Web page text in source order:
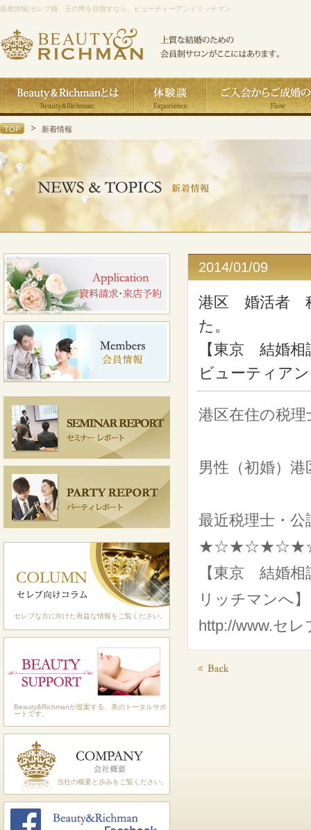
新着情報|セレブ婚、玉の輿を目指すなら、ビューティーアンドリッチマン
TOP 新着情報
セレブな方に向けた有益な情報をご覧ください。
Beauty&Richmanが提案する、美のトータルサポ
ートです。
当社の概要と歩みをご覧ください。
2014/01/09
港区 婚活者
【東京 結婚
ビューティア
港区在住の税
男性（初婚）
最近税理士・
【東京 結婚
リッチマンへ】
http://www.セ